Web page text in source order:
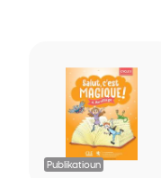
Publikatioun